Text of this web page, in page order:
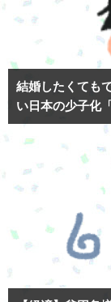
結婚したくても
い日本の少子化